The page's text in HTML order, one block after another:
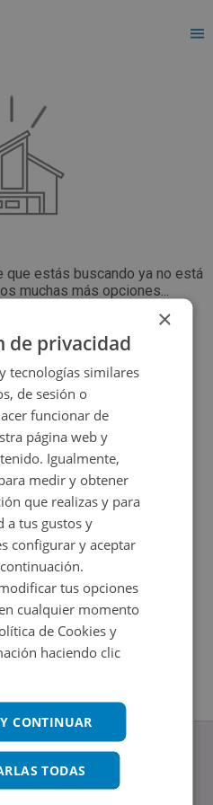
que estás buscando ya no está
muchas más opciones...
a buscar
DE MAYO 6 -
×
de privacidad
tecnologías similares
de sesión o
funcionar de
página web y
Igualmente,
medir y obtener
que realizas y para
a tus gustos y
configurar y aceptar
tus opciones
cualquier momento
de Cookies y
haciendo clic
CONTINUAR
TODAS